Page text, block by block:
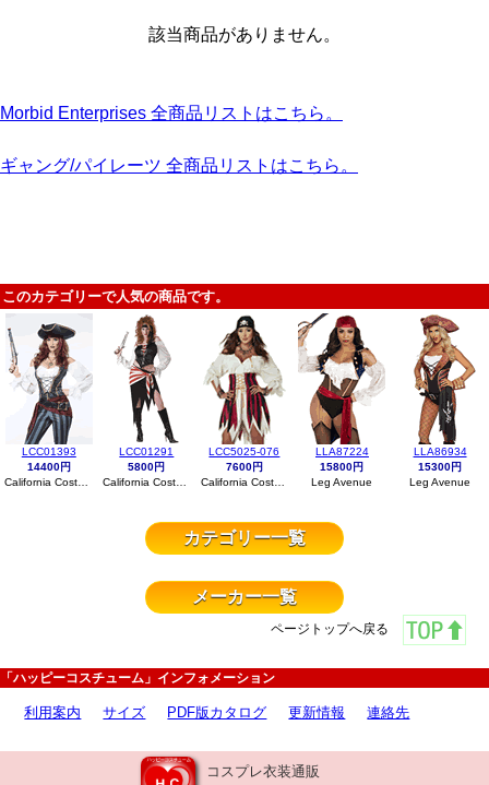
該当商品がありません。
Morbid Enterprises 全商品リストはこちら。
ギャング/パイレーツ 全商品リストはこちら。
このカテゴリーで人気の商品です。
LCC01393
14400円
California Costumes
LCC01291
5800円
California Costumes
LCC5025-076
7600円
California Costumes
LLA87224
15800円
Leg Avenue
LLA86934
15300円
Leg Avenue
カテゴリー一覧
メーカー一覧
ページトップへ戻る
「ハッピーコスチューム」インフォメーション
利用案内 サイズ PDF版カタログ 更新情報 連絡先
コスプレ衣装通販